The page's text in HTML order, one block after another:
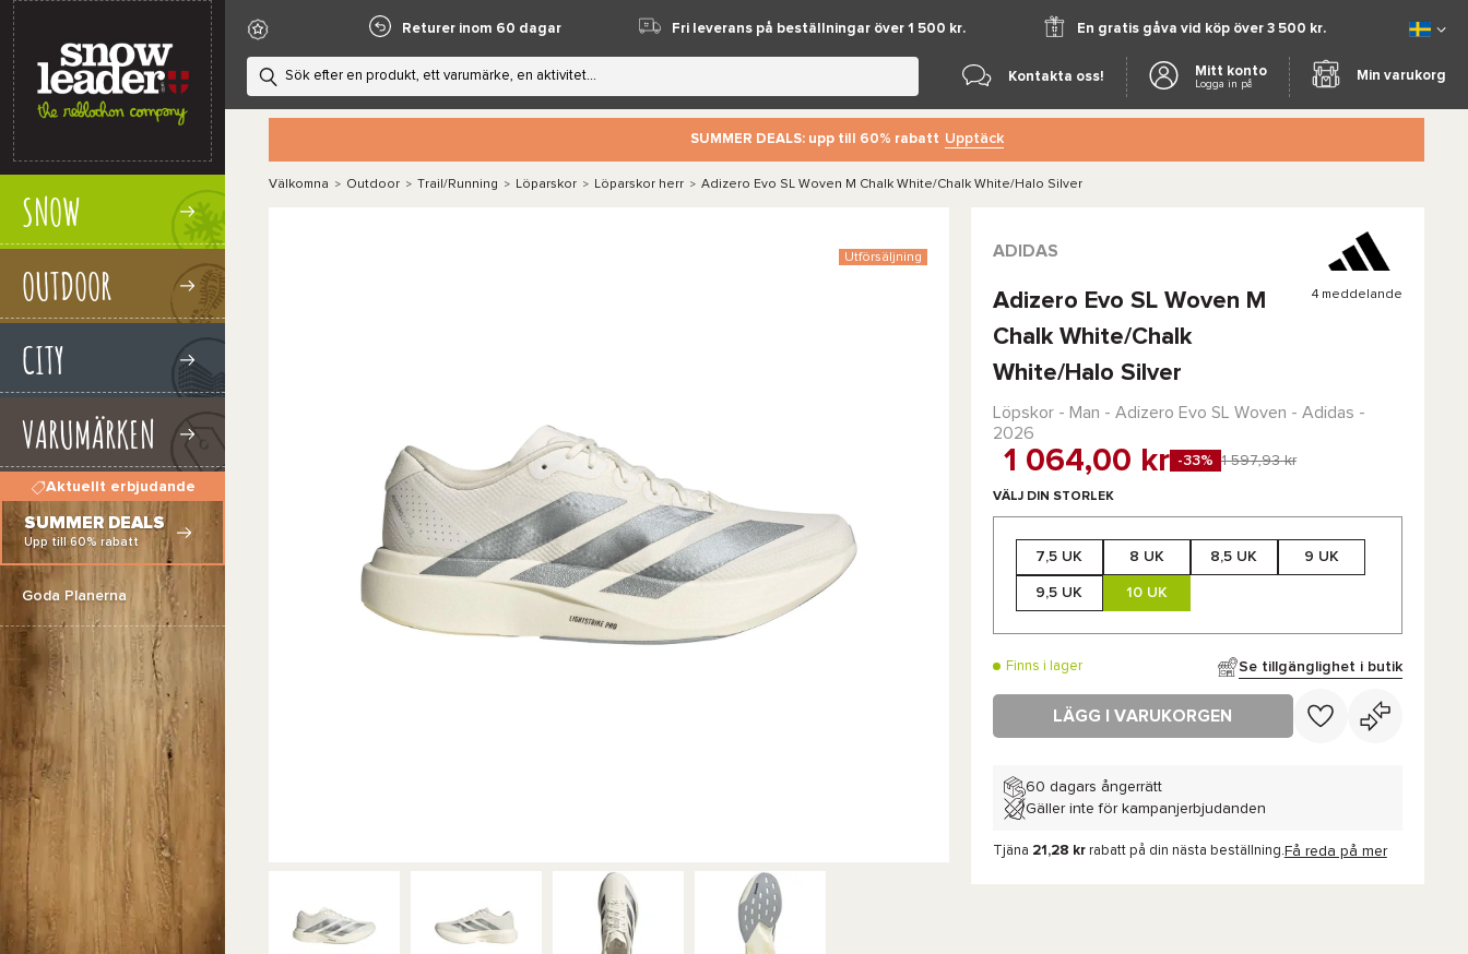
SNOW
OUTDOOR
CITY
VARUMÄRKEN
Aktuellt erbjudande
SUMMER DEALS
Upp till 60% rabatt
Goda Planerna
Returer inom 60 dagar Fri leverans på beställningar över 1 500 kr. En gratis gåva vid köp över 3 500 kr.
Kontakta oss! Mitt konto
Logga in på
Min varukorg
SUMMER DEALS: upp till 60% rabatt Upptäck
Välkomna > Outdoor > Trail/Running > Löparskor > Löparskor herr > Adizero Evo SL Woven M Chalk White/Chalk White/Halo Silver
Utförsäljning ADIDAS
Adizero Evo SL Woven M
Chalk White/Chalk
White/Halo Silver
4 meddelande
Löpskor - Man - Adizero Evo SL Woven - Adidas -
2026
1 064,00 kr -33% 1 597,93 kr
VÄLJ DIN STORLEK
7,5 UK 8 UK 8,5 UK 9 UK
9,5 UK 10 UK
Finns i lager Se tillgänglighet i butik
LÄGG I VARUKORGEN
60 dagars ångerrätt
Gäller inte för kampanjerbjudanden
Tjäna 21,28 kr rabatt på din nästa beställning. Få reda på mer